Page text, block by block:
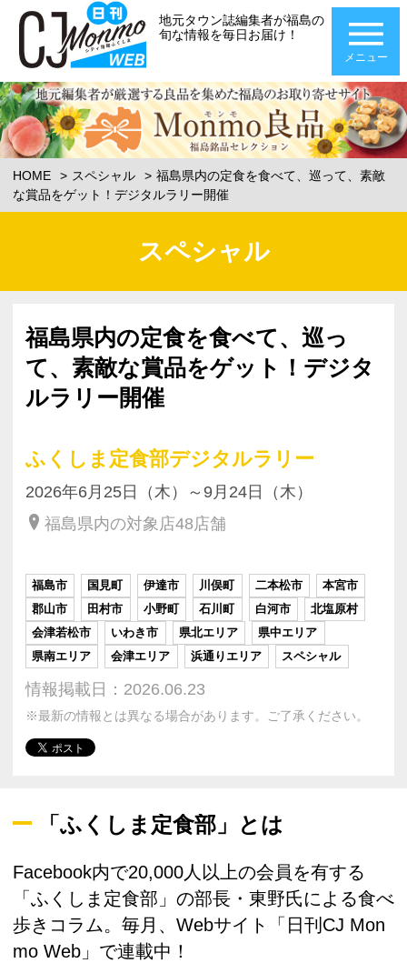
地元タウン誌編集者が福島の
旬な情報を毎日お届け！
メニュー
HOME スペシャル
福島県内の定食を食べて、巡って、素敵
な賞品をゲット！デジタルラリー開催
スペシャル
福島県内の定食を食べて、巡っ
て、素敵な賞品をゲット！デジタ
ルラリー開催
ふくしま定食部デジタルラリー
2026年6月25日（木）～9月24日（木）
福島県内の対象店48店舗
福島市 国見町 伊達市 川俣町 二本松市
本宮市
郡山市
田村市 小野町 石川町 白河市
北塩原村
会津若松市
いわき市 県北エリア
県中エリア
県南エリア
会津エリア 浜通りエリア スペシャル
情報掲載日：2026.06.23
※最新の情報とは異なる場合があります。ご了承ください。
「ふくしま定食部」とは
Facebook内で20,000人以上の会員を有する
「ふくしま定食部」の部長・東野氏による食べ
歩きコラム。毎月、Webサイト「日刊CJ Mon
mo Web」で連載中！